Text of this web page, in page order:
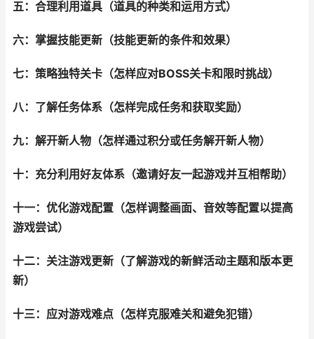
五：合理利用道具（道具的种类和运用方式）
六：掌握技能更新（技能更新的条件和效果）
七：策略独特关卡（怎样应对BOSS关卡和限时挑战）
八：了解任务体系（怎样完成任务和获取奖励）
九：解开新人物（怎样通过积分或任务解开新人物）
十：充分利用好友体系（邀请好友一起游戏并互相帮助）
十一：优化游戏配置（怎样调整画面、音效等配置以提高
游戏尝试）
十二：关注游戏更新（了解游戏的新鲜活动主题和版本更
新）
十三：应对游戏难点（怎样克服难关和避免犯错）